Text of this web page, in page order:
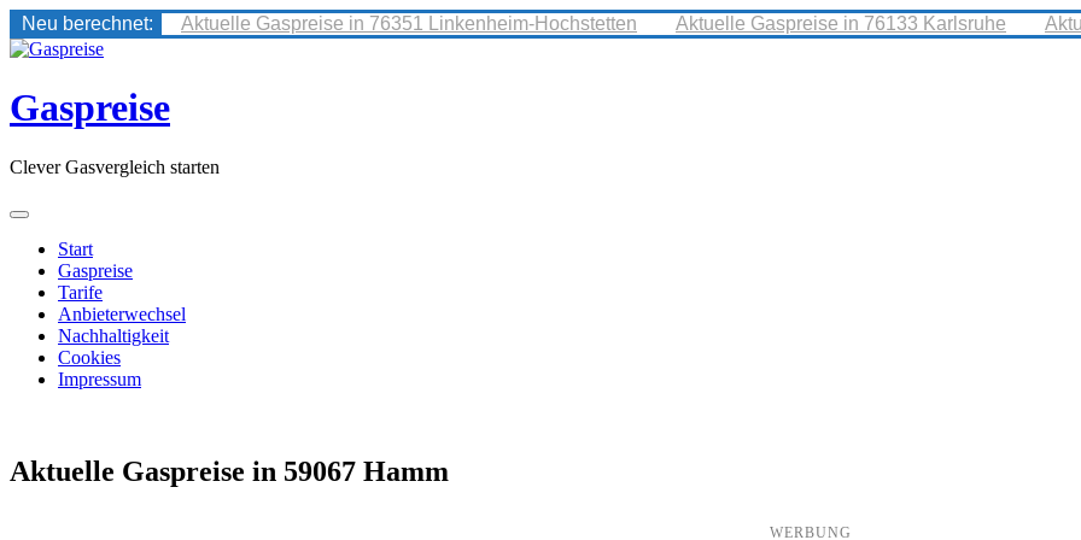
Neu berechnet: Aktuelle Gaspreise in 76351 Linkenheim-Hochstetten Aktuelle Gaspreise in 76133 Karlsruhe
Skip
content
Gaspreise
Clever Gasvergleich starten
Start
Gaspreise
Tarife
Anbieterwechsel
Nachhaltigkeit
Cookies
Impressum
Aktuelle Gaspreise in 59067 Hamm
WERBUNG